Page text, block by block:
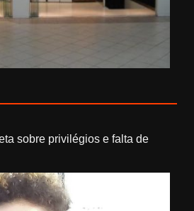
sobre privilégios e falta de